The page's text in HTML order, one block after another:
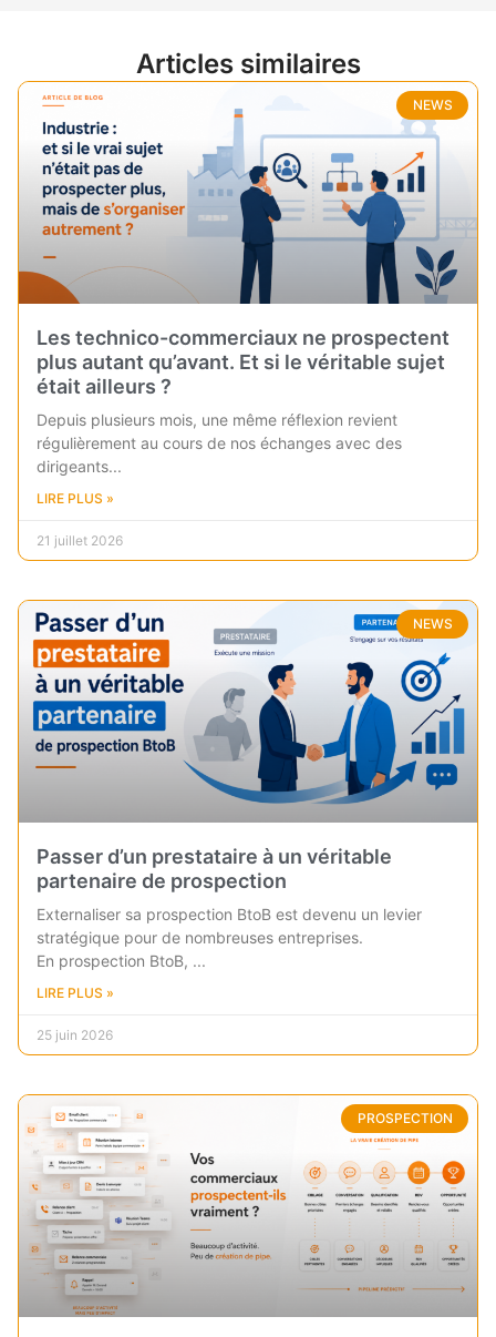
Articles similaires
NEWS
Les technico-commerciaux ne prospectent
plus autant qu’avant. Et si le véritable sujet
était ailleurs ?
Depuis plusieurs mois, une même réflexion revient
régulièrement au cours de nos échanges avec des
dirigeants
LIRE PLUS »
21 juillet 2026
NEWS
Passer d’un prestataire à un véritable
partenaire de prospection
Externaliser sa prospection BtoB est devenu un levier
stratégique pour de nombreuses entreprises.
En prospection BtoB,
LIRE PLUS »
25 juin 2026
PROSPECTION